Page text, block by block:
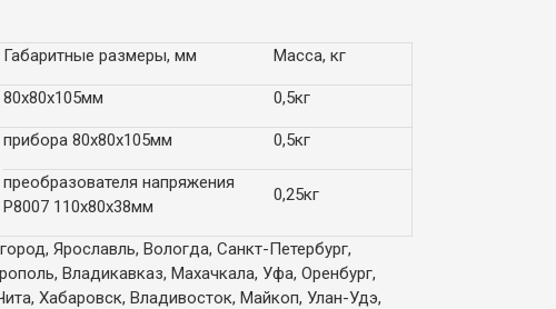
Габаритные размеры, мм Масса, кг
80х80х105мм 0,5кг
прибора 80х80х105мм 0,5кг
преобразователя напряжения
Р8007 110х80х38мм
0,25кг
Ярославль, Вологда, Санкт-Петербург,
Владикавказ, Махачкала, Уфа, Оренбург,
Хабаровск, Владивосток, Майкоп, Улан-Удэ,